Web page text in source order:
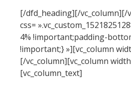
[/dfd_heading][/vc_column][/
css=
4% !important;padding-
!important;} »][vc_column
[/vc_column][vc_column
[vc_column_text]